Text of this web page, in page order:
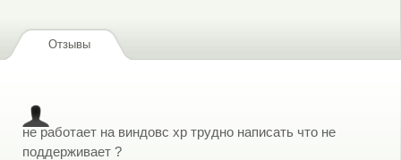
Отзывы
не работает на виндовс xp трудно написать что не
поддерживает ?